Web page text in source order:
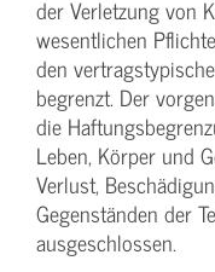
der Verletzung von
wesentlichen
den
begrenzt. Der
die
Leben, Körper und
Verlust,
Gegenständen der
ausgeschlossen.